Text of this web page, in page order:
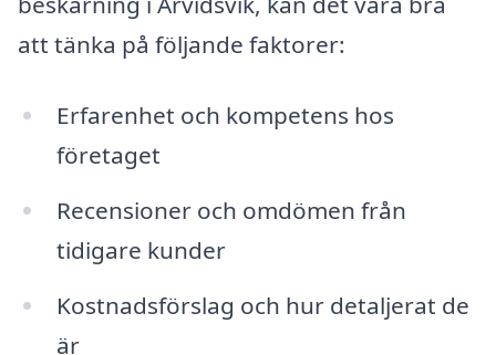
att tänka på följande faktorer:
Erfarenhet och kompetens hos
företaget
Recensioner och omdömen från
tidigare kunder
Kostnadsförslag och hur detaljerat de
är